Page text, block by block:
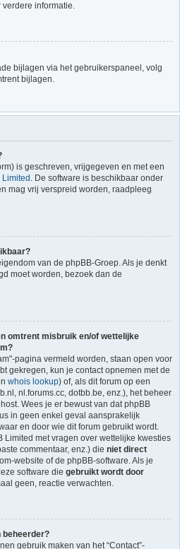
verdere informatie.
bijlagen via het gebruikerspaneel, volg
bijlagen.
is geschreven, vrijgegeven en met een
. De software is beschikbaar onder
mag vrij verspreid worden, raadpleeg
van de phpBB-Groep. Als je denkt
moet worden, bezoek dan de
omtrent misbruik en/of wettelijke
pagina vermeld worden, staan open voor
gekregen, kun je contact opnemen met de
whois lookup) of, als dit forum op een
nl.forums.cc, dotbb.be, enz.), het beheer
Wees je er bewust van dat phpBB
in geen enkel geval aansprakelijk
en door wie dit forum gebruikt wordt.
Limited met vragen over wettelijke kwesties
commentaar, enz.) die niet direct
website of de phpBB-software. Als je
software die gebruikt wordt door
geen, reactie verwachten.
beheerder?
gebruik maken van het “Contact”-